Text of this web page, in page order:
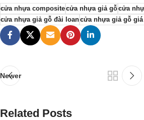
cửa nhựa compositecửa nhựa giả gỗcửa
cửa nhựa giả gỗ đài loancửa nhựa giả gỗ giá
Newer
Related Posts